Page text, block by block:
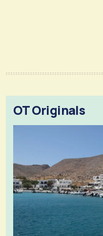
OT Originals